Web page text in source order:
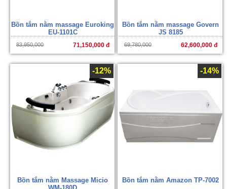
Bồn tắm nằm massage Euroking
EU-1101C
83,950,000 71,150,000 đ
Bồn tắm nằm massage Govern
JS 8185
69,780,000 62,600,000 đ
-12%
Bồn tắm nằm Massage Micio
-14%
Bồn tắm nằm Amazon TP-7002